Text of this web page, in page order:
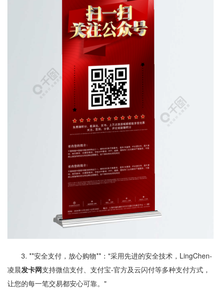
3. **安全支付，放心购物**："采用先进的安全技术，LingChen-
凌晨发卡网支持微信支付、支付宝-官方及云闪付等多种支付方式，
让您的每一笔交易都安心可靠。"